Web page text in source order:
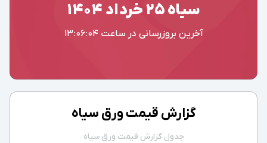
سیاه ۲۵ خرداد ۱۴۰۴
آخرین بروزرسانی در ساعت 13:06:04
گزارش قیمت ورق سیاه
جدول گزارش قیمت ورق سیاه